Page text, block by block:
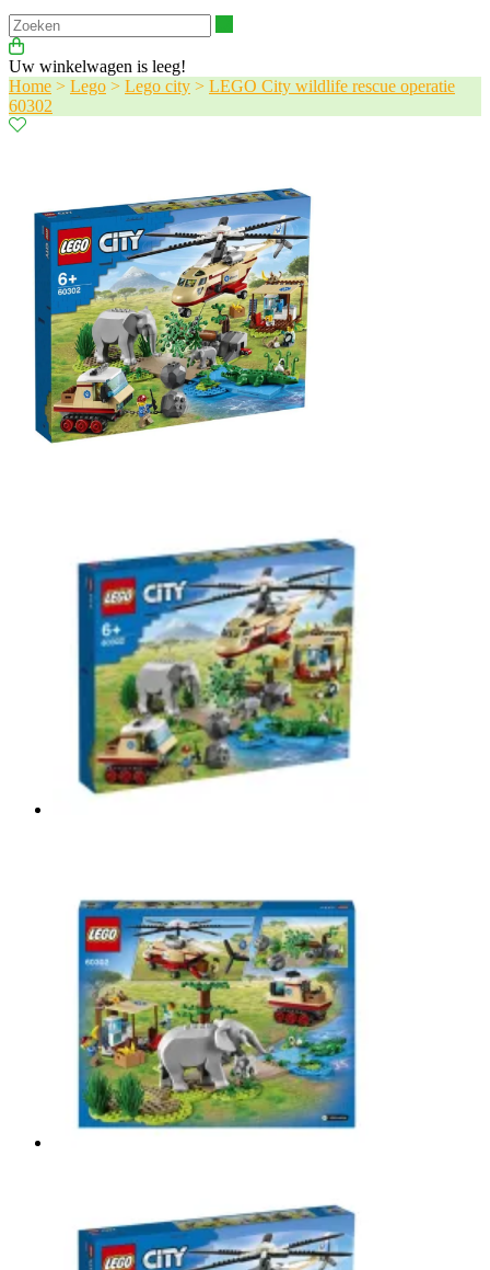
Uw winkelwagen is leeg!
Home > Lego > Lego city > LEGO City wildlife rescue operatie
60302